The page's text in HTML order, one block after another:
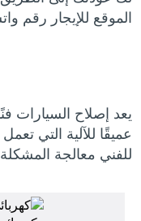
الموقع للإيجار رقم واتساب:
يعد إصلاح السيارات
عميقًا للآلية التي
للفني معالجة